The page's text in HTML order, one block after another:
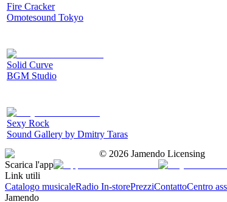
Fire Cracker
Omotesound Tokyo
Solid Curve
BGM Studio
Sexy Rock
Sound Gallery by Dmitry Taras
© 2026 Jamendo Licensing
Scarica l'app
Link utili
Catalogo musicaleRadio In-storePrezziContattoCentro
Jamendo